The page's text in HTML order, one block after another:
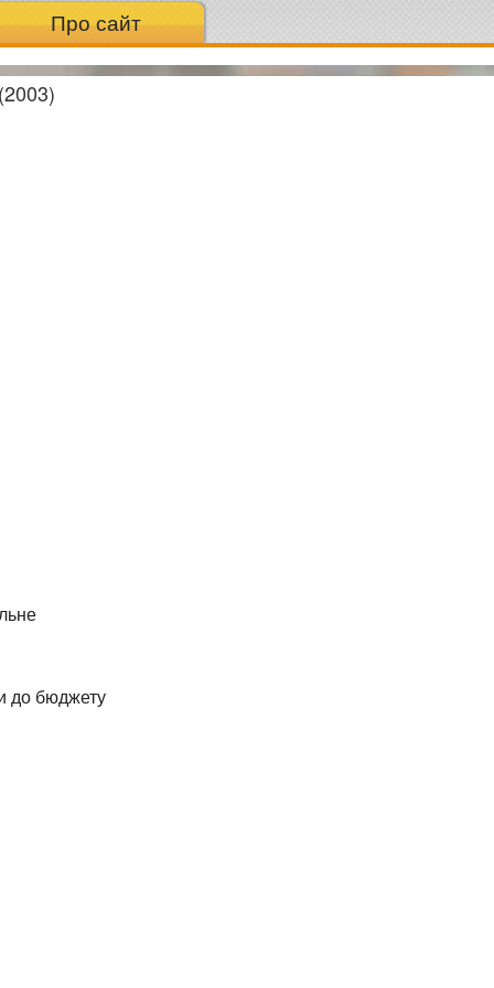
Про сайт
до бюджету